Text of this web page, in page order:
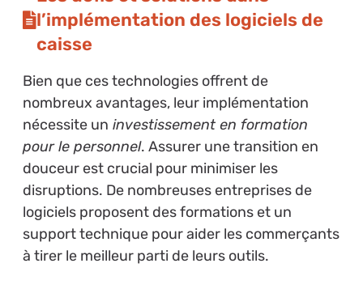
l’implémentation des logiciels de
caisse
Bien que ces technologies offrent de
nombreux avantages, leur implémentation
nécessite un investissement en formation
pour le personnel. Assurer une transition en
douceur est crucial pour minimiser les
disruptions. De nombreuses entreprises de
logiciels proposent des formations et un
support technique pour aider les commerçants
à tirer le meilleur parti de leurs outils.